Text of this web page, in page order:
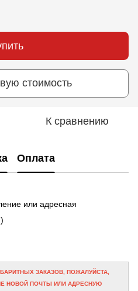
стоимость
К сравнению
Оплата
адресная
ЗАКАЗОВ, ПОЖАЛУЙСТА,
НОВОЙ ПОЧТЫ ИЛИ АДРЕСНУЮ